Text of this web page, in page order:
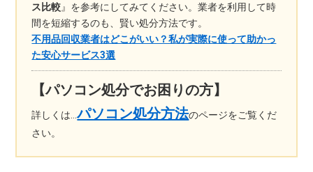
ス比較』を参考にしてみてください。業者を利用して時
間を短縮するのも、賢い処分方法です。
不用品回収業者はどこがいい？私が実際に使って助かっ
た安心サービス3選
【パソコン処分でお困りの方】
詳しくは…パソコン処分方法のページをご覧くだ
さい。